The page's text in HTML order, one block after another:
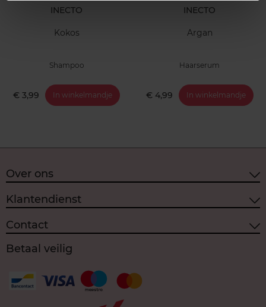
INECTO
Kokos
Shampoo
€ 3,99 In winkelmandje
INECTO
Argan
Haarserum
€ 4,99 In winkelmandje
Over ons
Klantendienst
Contact
Betaal veilig